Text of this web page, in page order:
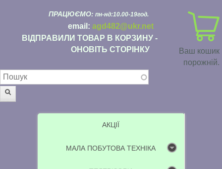
Ваш кошик
порожній.
ПРАЦЮЄМО: пн-нд:10.00-19год.
email: agd482@ukr.net
ВІДПРАВИЛИ ТОВАР В КОРЗИНУ -
ОНОВІТЬ СТОРІНКУ
Пошукова форма
АКЦІЇ
МАЛА ПОБУТОВА ТЕХНІКА